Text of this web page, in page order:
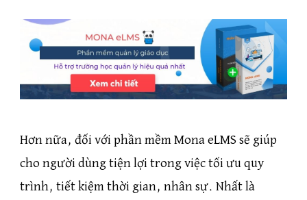
Hơn nữa, đối với phần mềm Mona eLMS sẽ giúp
cho người dùng tiện lợi trong việc tối ưu quy
trình, tiết kiệm thời gian, nhân sự. Nhất là